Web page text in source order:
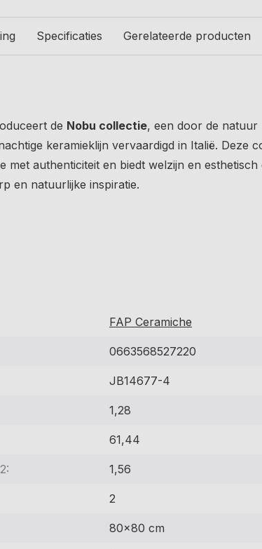
Specificaties Gerelateerde producten
de Nobu collectie, een door de natuur
keramieklijn vervaardigd in Italië. Deze
met authenticiteit en biedt welzijn en
en natuurlijke inspiratie.
FAP Ceramiche
0663568527220
JB14677-4
1,28
61,44
1,56
2
80x80 cm